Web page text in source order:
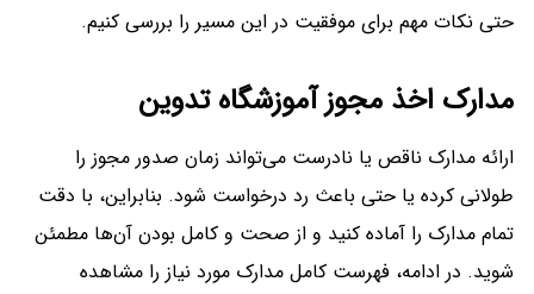
حتی نکات مهم برای موفقیت در این مسیر را بررسی ‌کنیم.
مدارک اخذ مجوز آموزشگاه تدوین
ارائه مدارک ناقص یا نادرست می‌تواند زمان صدور مجوز را
طولانی کرده یا حتی باعث رد درخواست شود. بنابراین، با دقت
تمام مدارک را آماده کنید و از صحت و کامل بودن آن‌ها مطمئن
شوید. در ادامه، فهرست کامل مدارک مورد نیاز را مشاهده